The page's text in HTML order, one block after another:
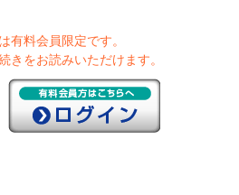
有料会員限定です。
きをお読みいただけます。